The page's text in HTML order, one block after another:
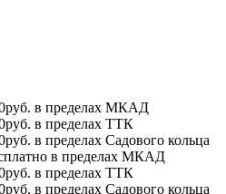
в пределах МКАД
в пределах ТТК
в пределах Садового кольца
в пределах МКАД
в пределах ТТК
в пределах Садового кольца